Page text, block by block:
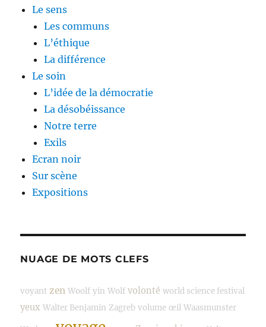
Le sens
Les communs
L’éthique
La différence
Le soin
L’idée de la démocratie
La désobéissance
Notre terre
Exils
Ecran noir
Sur scène
Expositions
NUAGE DE MOTS CLEFS
voyant zen Woolf yin Wolf volonté world science festival
yeux Walter Benjamin Zagreb volume œil Waasmunster